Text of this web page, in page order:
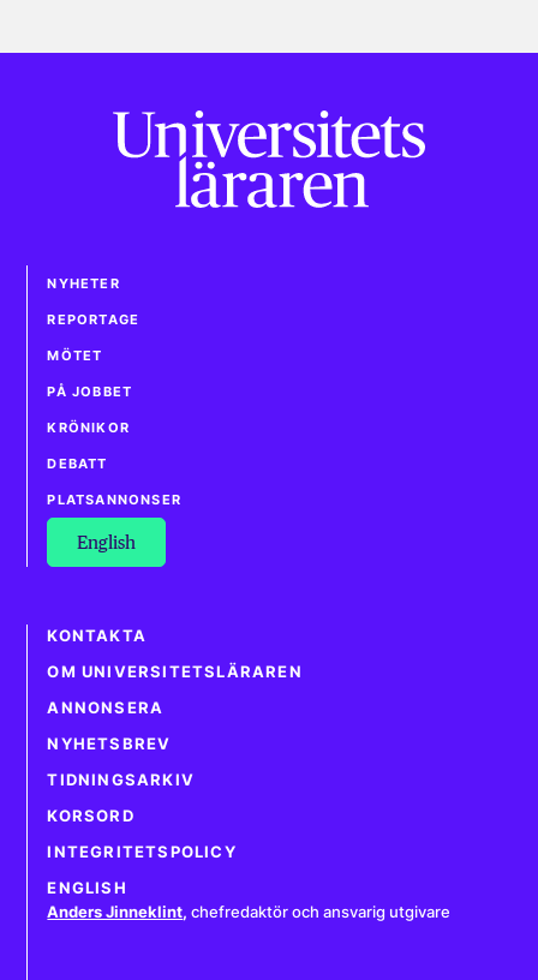
NYHETER
REPORTAGE
MÖTET
PÅ JOBBET
KRÖNIKOR
DEBATT
PLATSANNONSER
English
KONTAKTA
OM UNIVERSITETSLÄRAREN
ANNONSERA
NYHETSBREV
TIDNINGSARKIV
KORSORD
INTEGRITETSPOLICY
ENGLISH
Anders Jinneklint, chefredaktör och ansvarig utgivare